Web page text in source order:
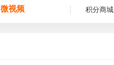
微视频 积分商城